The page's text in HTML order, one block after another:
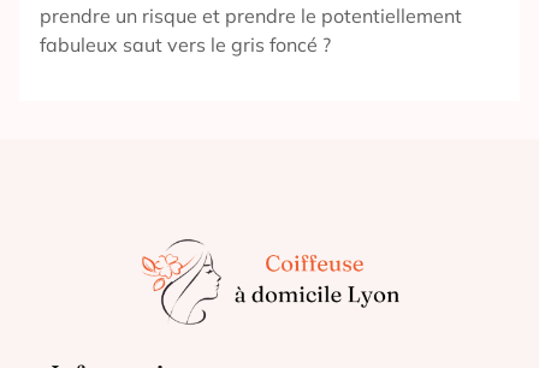
prendre un risque et prendre le potentiellement
fabuleux saut vers le gris foncé ?